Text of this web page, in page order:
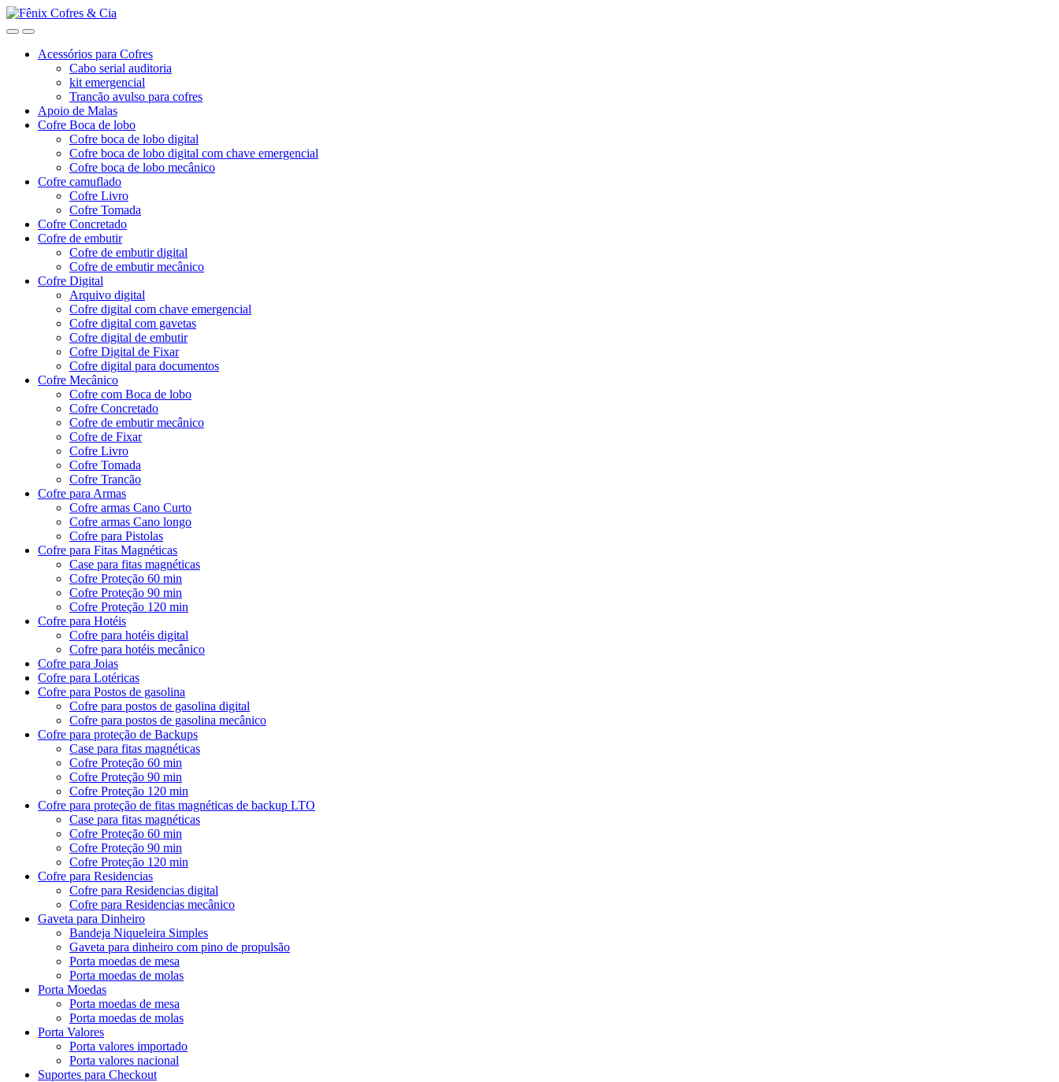
Ir
para
navegação
Ir
para
conteúdoAcessórios para Cofres
Cabo serial auditoria
kit emergencial
Trancão avulso para cofres
Apoio de Malas
Cofre Boca de lobo
Cofre boca de lobo digital
Cofre boca de lobo digital com chave emergencial
Cofre boca de lobo mecânico
Cofre camuflado
Cofre Livro
Cofre Tomada
Cofre Concretado
Cofre de embutir
Cofre de embutir digital
Cofre de embutir mecânico
Cofre Digital
Arquivo digital
Cofre digital com chave emergencial
Cofre digital com gavetas
Cofre digital de embutir
Cofre Digital de Fixar
Cofre digital para documentos
Cofre Mecânico
Cofre com Boca de lobo
Cofre Concretado
Cofre de embutir mecânico
Cofre de Fixar
Cofre Livro
Cofre Tomada
Cofre Trancão
Cofre para Armas
Cofre armas Cano Curto
Cofre armas Cano longo
Cofre para Pistolas
Cofre para Fitas Magnéticas
Case para fitas magnéticas
Cofre Proteção 60 min
Cofre Proteção 90 min
Cofre Proteção 120 min
Cofre para Hotéis
Cofre para hotéis digital
Cofre para hotéis mecânico
Cofre para Joias
Cofre para Lotéricas
Cofre para Postos de gasolina
Cofre para postos de gasolina digital
Cofre para postos de gasolina mecânico
Cofre para proteção de Backups
Case para fitas magnéticas
Cofre Proteção 60 min
Cofre Proteção 90 min
Cofre Proteção 120 min
Cofre para proteção de fitas magnéticas de backup LTO
Case para fitas magnéticas
Cofre Proteção 60 min
Cofre Proteção 90 min
Cofre Proteção 120 min
Cofre para Residencias
Cofre para Residencias digital
Cofre para Residencias mecânico
Gaveta para Dinheiro
Bandeja Niqueleira Simples
Gaveta para dinheiro com pino de propulsão
Porta moedas de mesa
Porta moedas de molas
Porta Moedas
Porta moedas de mesa
Porta moedas de molas
Porta Valores
Porta valores importado
Porta valores nacional
Suportes para Checkout